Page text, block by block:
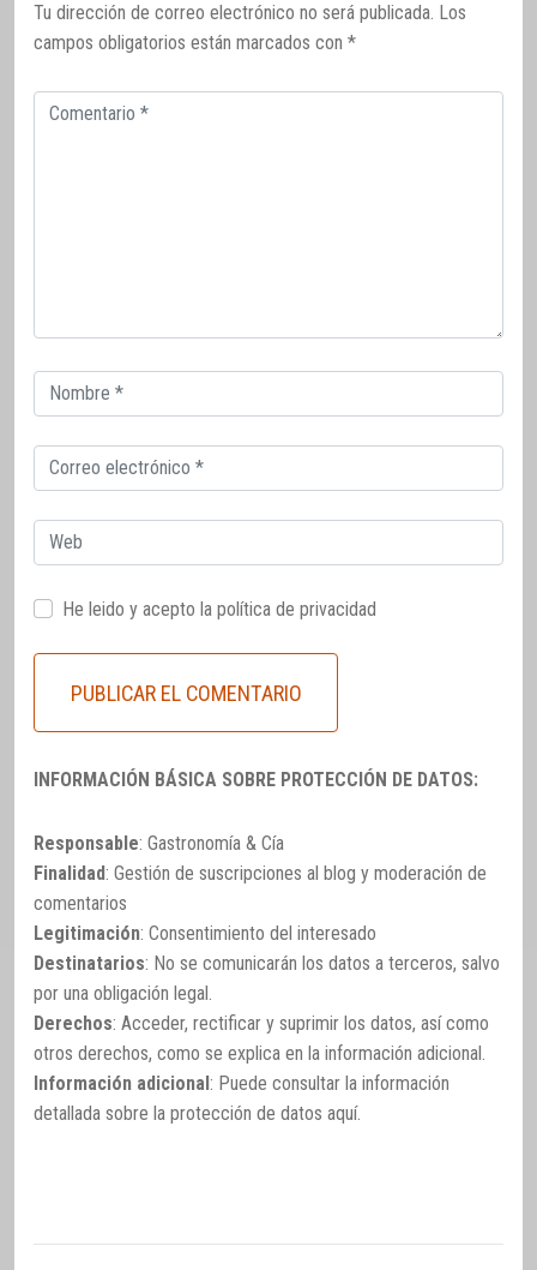
Tu dirección de correo electrónico no será publicada. Los
campos obligatorios están marcados con *
Comentario
Correo
electrónico
Correo
electrónico
Web
He leido y acepto la política de privacidad
INFORMACIÓN BÁSICA SOBRE PROTECCIÓN DE DATOS:
Responsable: Gastronomía & Cía
Finalidad: Gestión de suscripciones al blog y moderación de
comentarios
Legitimación: Consentimiento del interesado
Destinatarios: No se comunicarán los datos a terceros, salvo
por una obligación legal.
Derechos: Acceder, rectificar y suprimir los datos, así como
otros derechos, como se explica en la información adicional.
Información adicional: Puede consultar la información
detallada sobre la protección de datos aquí.